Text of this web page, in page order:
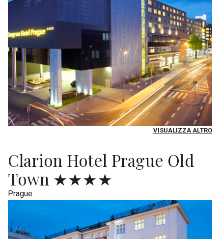
VISUALIZZA ALTRO
Clarion Hotel Prague Old
Town ★★★★
Prague